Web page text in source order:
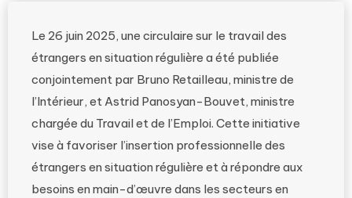
Le 26 juin 2025, une circulaire sur le travail des
étrangers en situation régulière a été publiée
conjointement par Bruno Retailleau, ministre de
l’Intérieur, et Astrid Panosyan-Bouvet, ministre
chargée du Travail et de l’Emploi. Cette initiative
vise à favoriser l’insertion professionnelle des
étrangers en situation régulière et à répondre aux
besoins en main-d’œuvre dans les secteurs en